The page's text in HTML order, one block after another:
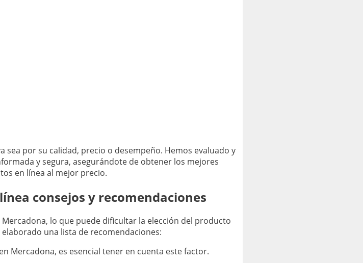
por su calidad, precio o desempeño. Hemos evaluado y
y segura, asegurándote de obtener los mejores
en línea al mejor precio.
consejos y recomendaciones
lo que puede dificultar la elección del producto
una lista de recomendaciones:
Mercadona, es esencial tener en cuenta este factor.